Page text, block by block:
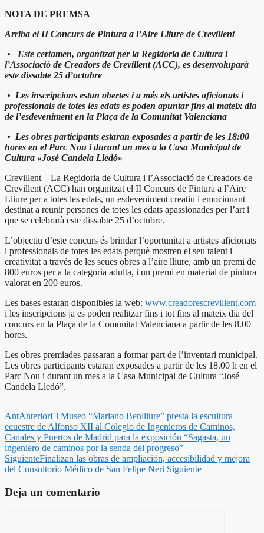
NOTA DE PREMSA
Arriba el II Concurs de Pintura a l’Aire Lliure de Crevillent
•
Este certamen, organitzat per la Regidoria de Cultura i
l’Associació de Creadors de Crevillent (ACC), es desenvoluparà
este dissabte 25 d’octubre
• Les inscripcions estan obertes i a més els artistes aficionats i
professionals de totes les edats es poden apuntar fins al mateix dia
de l’esdeveniment en la Plaça de la Comunitat Valenciana
• Les obres participants estaran exposades a partir de les 18:00
hores en el Parc Nou i durant un mes a la Casa Municipal de
Cultura «José Candela Lledó»
Crevillent – La Regidoria de Cultura i l’Associació de Creadors de
Crevillent (ACC) han organitzat el II Concurs de Pintura a l’Aire
Lliure per a totes les edats, un esdeveniment creatiu i emocionant
destinat a reunir persones de totes les edats apassionades per l’art i
que se celebrarà este dissabte 25 d’octubre.
L’objectiu d’este concurs és brindar l’oportunitat a artistes aficionats
i professionals de totes les edats perquè mostren el seu talent i
creativitat a través de les seues obres a l’aire lliure, amb un premi de
800 euros per a la categoria adulta, i un premi en material de pintura
valorat en 200 euros.
Les bases estaran disponibles la web: www.creadorescrevillent.com
i les inscripcions ja es poden realitzar fins i tot fins al mateix dia del
concurs en la Plaça de la Comunitat Valenciana a partir de les 8.00
hores.
Les obres premiades passaran a formar part de l’inventari municipal.
Les obres participants estaran exposades a partir de les 18.00 h en el
Parc Nou i durant un mes a la Casa Municipal de Cultura “José
Candela Lledó”.
AntAnteriorEl Museo “Mariano Benlliure” presta la escultura
ecuestre de Alfonso XII al Colegio de Ingenieros de Caminos,
Canales y Puertos de Madrid para la exposición “Sagasta, un
ingeniero de caminos por la senda del progreso”
SiguienteFinalizan las obras de ampliación, accesibilidad y mejora
del Consultorio Médico de San Felipe Neri Siguiente
Deja un comentario